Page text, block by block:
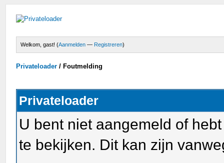
Welkom, gast! (Aanmelden — Registreren)
Privateloader / Foutmelding
Privateloader
U bent niet aangemeld of
te bekijken. Dit kan zijn